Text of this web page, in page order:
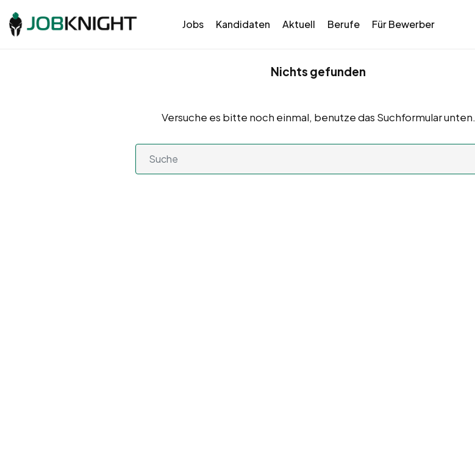
Jobs Kandidaten Aktuell Berufe Für Bewerber
Nichts gefunden
Versuche es bitte noch einmal, benutze das Suchformular unten.